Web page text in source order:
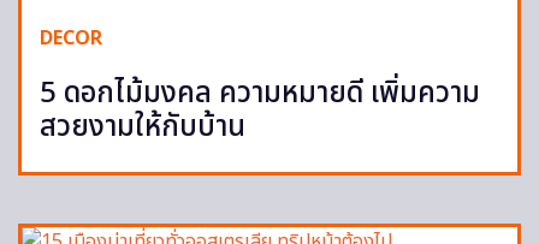
DECOR
5 ดอกไม้มงคล ความหมายดี เพิ่มความ
สวยงามให้กับบ้าน